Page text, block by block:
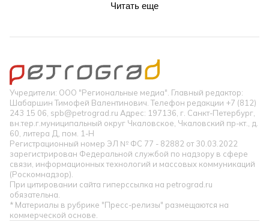
Читать еще
Учредители: ООО "Региональные медиа". Главный редактор:
Шабаршин Тимофей Валентинович. Телефон редакции +7 (812)
243 15 06, spb@petrograd.ru Адрес: 197136, г. Санкт-Петербург,
вн.тер.г.муниципальный округ Чкаловское, Чкаловский пр-кт., д.
60, литера Д, пом. 1-Н
Регистрационный номер ЭЛ № ФС 77 - 82882 от 30.03.2022
зарегистрирован Федеральной службой по надзору в сфере
связи, информационных технологий и массовых коммуникаций
(Роскомнадзор).
При цитировании сайта гиперссылка на petrograd.ru
обязательна.
* Материалы в рубрике "Пресс-релизы" размещаются на
коммерческой основе.